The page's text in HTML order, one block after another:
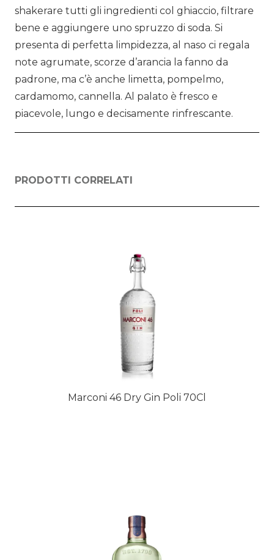
shakerare tutti gli ingredienti col ghiaccio, filtrare
bene e aggiungere uno spruzzo di soda. Si
presenta di perfetta limpidezza, al naso ci regala
note agrumate, scorze d’arancia la fanno da
padrone, ma c’è anche limetta, pompelmo,
cardamomo, cannella. Al palato è fresco e
piacevole, lungo e decisamente rinfrescante.
PRODOTTI CORRELATI
Marconi 46 Dry Gin Poli 70Cl